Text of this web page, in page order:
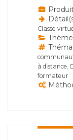
Classe
à distance,
formateur